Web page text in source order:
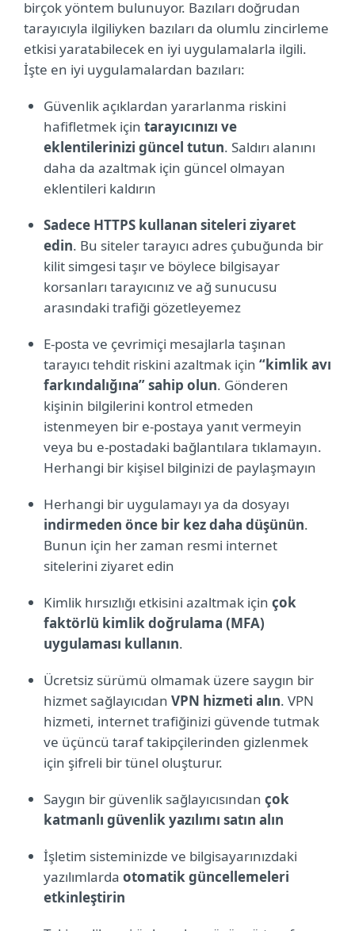
birçok yöntem bulunuyor. Bazıları doğrudan
tarayıcıyla ilgiliyken bazıları da olumlu zincirleme
etkisi yaratabilecek en iyi uygulamalarla ilgili.
İşte en iyi uygulamalardan bazıları:
Güvenlik açıklardan yararlanma riskini
hafifletmek için tarayıcınızı ve
eklentilerinizi güncel tutun. Saldırı alanını
daha da azaltmak için güncel olmayan
eklentileri kaldırın
Sadece HTTPS kullanan siteleri ziyaret
edin. Bu siteler tarayıcı adres çubuğunda bir
kilit simgesi taşır ve böylece bilgisayar
korsanları tarayıcınız ve ağ sunucusu
arasındaki trafiği gözetleyemez
E-posta ve çevrimiçi mesajlarla taşınan
tarayıcı tehdit riskini azaltmak için “kimlik avı
farkındalığına” sahip olun. Gönderen
kişinin bilgilerini kontrol etmeden
istenmeyen bir e-postaya yanıt vermeyin
veya bu e-postadaki bağlantılara tıklamayın.
Herhangi bir kişisel bilginizi de paylaşmayın
Herhangi bir uygulamayı ya da dosyayı
indirmeden önce bir kez daha düşünün.
Bunun için her zaman resmi internet
sitelerini ziyaret edin
Kimlik hırsızlığı etkisini azaltmak için çok
faktörlü kimlik doğrulama (MFA)
uygulaması kullanın.
Ücretsiz sürümü olmamak üzere saygın bir
hizmet sağlayıcıdan VPN hizmeti alın. VPN
hizmeti, internet trafiğinizi güvende tutmak
ve üçüncü taraf takipçilerinden gizlenmek
için şifreli bir tünel oluşturur.
Saygın bir güvenlik sağlayıcısından çok
katmanlı güvenlik yazılımı satın alın
İşletim sisteminizde ve bilgisayarınızdaki
yazılımlarda otomatik güncellemeleri
etkinleştirin